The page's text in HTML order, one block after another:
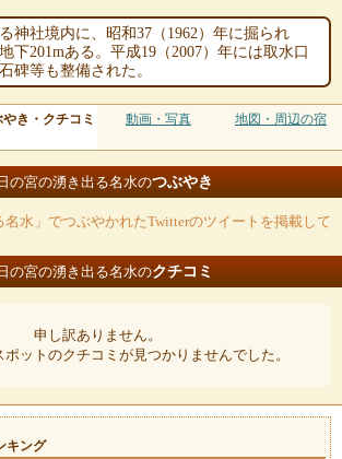
神社境内に、昭和37（1962）年に掘られ
下201mある。平成19（2007）年には取水口
碑等も整備された。
き・クチコミ 動画・写真 地図・周辺の宿
の宮の湧き出る名水のつぶやき
名水」でつぶやかれたTwitterのツイートを掲載して
の宮の湧き出る名水のクチコミ
申し訳ありません。
ットのクチコミが見つかりませんでした。
キング